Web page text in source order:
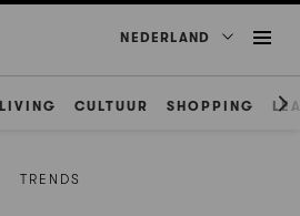
NEDERLAND
LIVING CULTUUR SHOPPING
TRENDS